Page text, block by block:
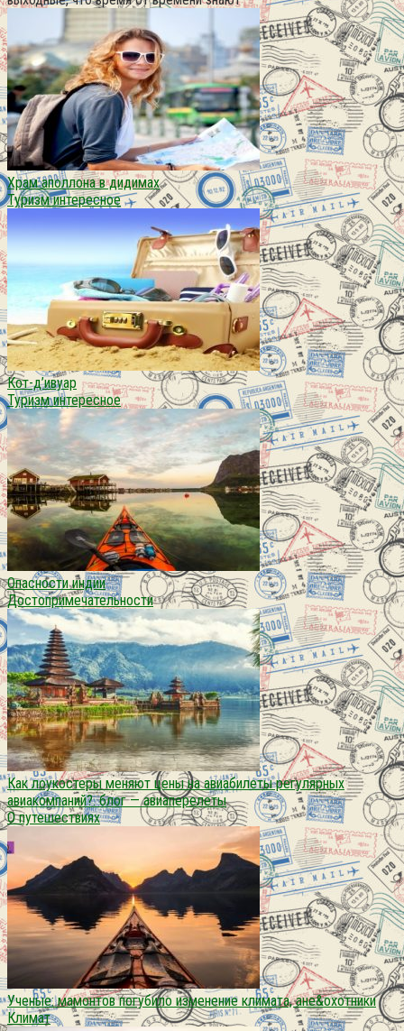
Храм аполлона в дидимах
Туризм интересное
Кот-д’ивуар
Туризм интересное
Опасности индии
Достопримечательности
Как лоукостеры меняют цены на авиабилеты регулярных
авиакомпаний?. блог — авиаперелеты
О путешествиях
Ученые: мамонтов погубило изменение климата, ане&охотники
Климат